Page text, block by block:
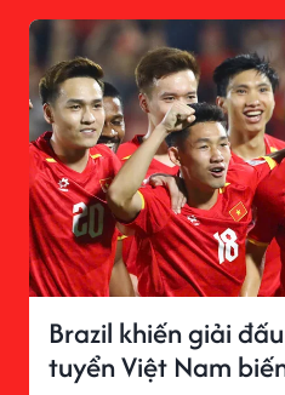
Brazil khiến giải
tuyển Việt Nam